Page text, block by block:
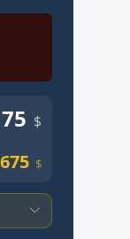
$
675 $